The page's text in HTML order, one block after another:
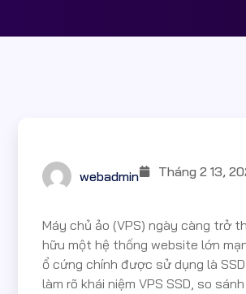
webadmin Tháng 2 13,
Máy chủ ảo (VPS) ngày càng trở
hữu một hệ thống website lớn
ổ cứng chính được sử dụng là
làm rõ khái niệm VPS SSD, so